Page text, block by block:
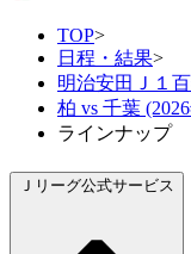
TOP>
日程・結果>
明治安田Ｊ１
柏 vs 千葉
ラインナップ
Ｊリーグ公式サービス